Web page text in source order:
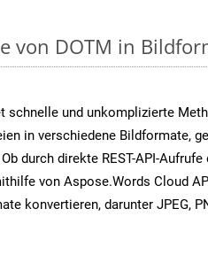
von DOTM in
schnelle und unkomplizierte
in verschiedene Bildformate,
durch direkte REST-API-Aufrufe
von Aspose.Words Cloud
konvertieren, darunter JPEG,